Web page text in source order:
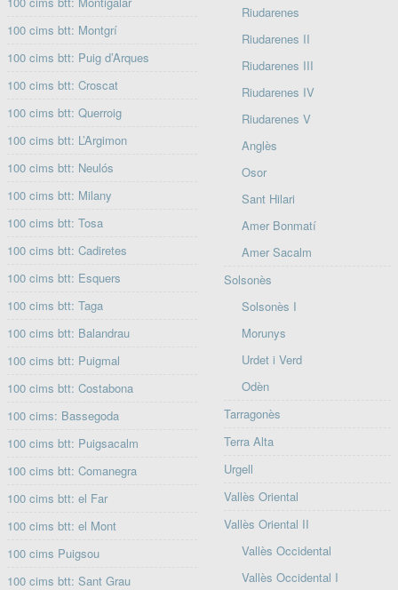
100 cims btt: Montgrí
100 cims btt: Puig d’Arques
100 cims btt: Croscat
100 cims btt: Querroig
100 cims btt: L’Argimon
100 cims btt: Neulós
100 cims btt: Milany
100 cims btt: Tosa
100 cims btt: Cadiretes
100 cims btt: Esquers
100 cims btt: Taga
100 cims btt: Balandrau
100 cims btt: Puigmal
100 cims btt: Costabona
100 cims: Bassegoda
100 cims btt: Puigsacalm
100 cims btt: Comanegra
100 cims btt: el Far
100 cims btt: el Mont
100 cims Puigsou
100 cims btt: Sant Grau
Riudarenes
Riudarenes II
Riudarenes III
Riudarenes IV
Riudarenes V
Anglès
Osor
Sant Hilari
Amer Bonmatí
Amer Sacalm
Solsonès
Solsonès I
Morunys
Urdet i Verd
Odèn
Tarragonès
Terra Alta
Urgell
Vallès Oriental
Vallès Oriental II
Vallès Occidental
Vallès Occidental I